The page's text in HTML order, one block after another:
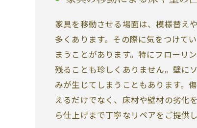
家具を移動させる場面は、模様替え
多くあります。その際に気をつけて
まうことがあります。特にフローリ
残ることも珍しくありません。壁に
みが生じてしまうこともあります。
えるだけでなく、床材や壁材の劣化
ら仕上げまで丁寧なリペアをご提供し